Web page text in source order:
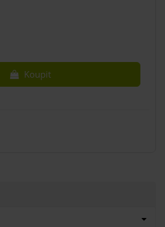
Koupit